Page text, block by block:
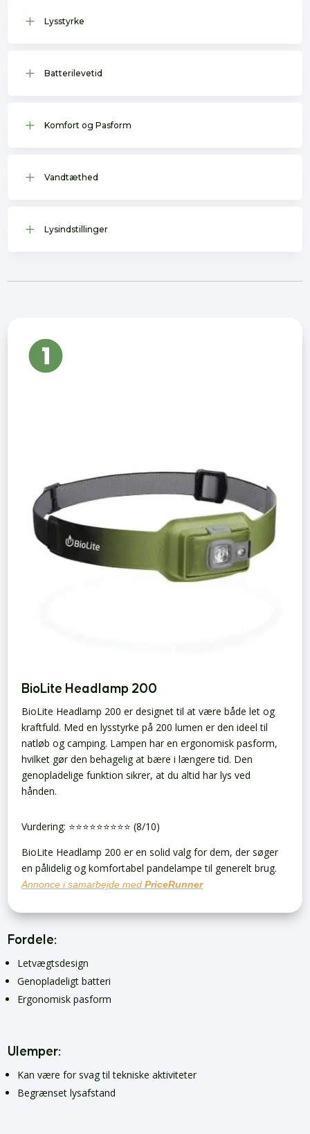
L Lysstyrke
L Batterilevetid
L Komfort og Pasform
L Vandtæthed
L Lysindstillinger
BioLite Headlamp 200
BioLite Headlamp 200 er designet til at være både let og
kraftfuld. Med en lysstyrke på 200 lumen er den ideel til
natløb og camping. Lampen har en ergonomisk pasform,
hvilket gør den behagelig at bære i længere tid. Den
genopladelige funktion sikrer, at du altid har lys ved
hånden.
Vurdering: ⭐️⭐️⭐️⭐️⭐️⭐️⭐️⭐️⭐️ (8/10)
BioLite Headlamp 200 er en solid valg for dem, der søger
en pålidelig og komfortabel pandelampe til generelt brug.
Annonce i samarbejde medPriceRunner
Fordele:
Letvægtsdesign
Genopladeligt batteri
Ergonomisk pasform
Ulemper:
Kan være for svag til tekniske aktiviteter
Begrænset lysafstand